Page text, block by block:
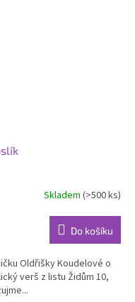
Skladem (>500 ks)
Do košíku
Oldřišky Koudelové o
verš z listu Židům 10,